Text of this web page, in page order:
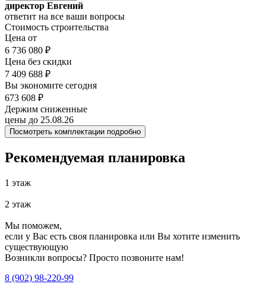
директор Евгений
ответит на все ваши вопросы
Стоимость строительства
Цена от
6 736 080 ₽
Цена без скидки
7 409 688 ₽
Вы экономите сегодня
673 608 ₽
Держим сниженные
цены до 25.08.26
Посмотреть комплектации подробно
Рекомендуемая планировка
1 этаж
2 этаж
Мы поможем,
если у Вас есть своя планировка или Вы хотите изменить
существующую
Возникли вопросы? Просто позвоните нам!
8 (902) 98-220-99